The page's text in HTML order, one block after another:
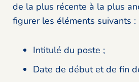
de la plus récente à la plus
figurer les éléments suivants :
Intitulé du poste ;
Date de début et de fin